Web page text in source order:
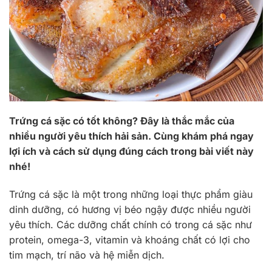
Trứng cá sặc có tốt không? Đây là thắc mắc của
nhiều người yêu thích hải sản. Cùng khám phá ngay
lợi ích và cách sử dụng đúng cách trong bài viết này
nhé!
Trứng cá sặc là một trong những loại thực phẩm giàu
dinh dưỡng, có hương vị béo ngậy được nhiều người
yêu thích. Các dưỡng chất chính có trong cá sặc như
protein, omega-3, vitamin và khoáng chất có lợi cho
tim mạch, trí não và hệ miễn dịch.